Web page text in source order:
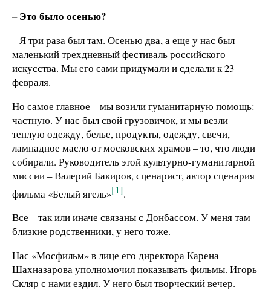
– Это было осенью?
– Я три раза был там. Осенью два, а еще у нас был
маленький трехдневный фестиваль российского
искусства. Мы его сами придумали и сделали к 23
февраля.
Но самое главное – мы возили гуманитарную помощь:
частную. У нас был свой грузовичок, и мы везли
теплую одежду, белье, продукты, одежду, свечи,
лампадное масло от московских храмов – то, что люди
собирали. Руководитель этой культурно-гуманитарной
миссии – Валерий Бакиров, сценарист, автор сценария
фильма «Белый ягель»[1].
Все – так или иначе связаны с Донбассом. У меня там
близкие родственники, у него тоже.
Нас «Мосфильм» в лице его директора Карена
Шахназарова уполномочил показывать фильмы. Игорь
Скляр с нами ездил. У него был творческий вечер.